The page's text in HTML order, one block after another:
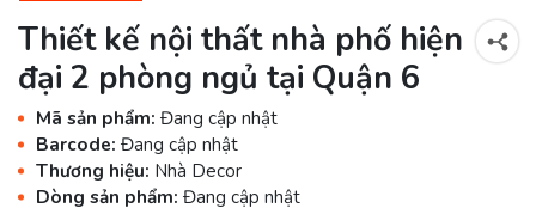
Thiết kế nội thất nhà phố hiện
đại 2 phòng ngủ tại Quận 6
Mã sản phẩm: Đang cập nhật
Barcode: Đang cập nhật
Thương hiệu: Nhà Decor
Dòng sản phẩm: Đang cập nhật